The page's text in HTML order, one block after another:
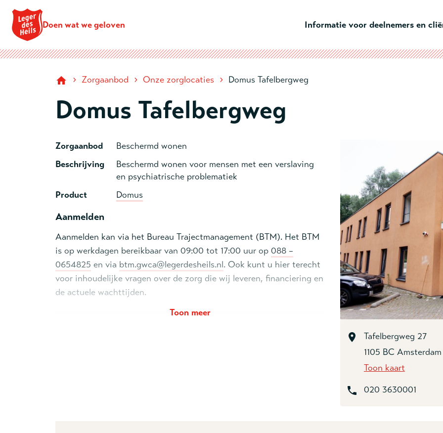
Doen wat we geloven
Informatie voor deelnemers en
› Zorgaanbod › Onze zorglocaties › Domus Tafelbergweg
Domus Tafelbergweg
Zorgaanbod
Beschermd wonen
Beschrijving
Beschermd wonen voor mensen met een verslaving
en psychiatrische problematiek
Product
Domus
Aanmelden
Aanmelden kan via het Bureau Trajectmanagement (BTM). Het BTM
is op werkdagen bereikbaar van 09:00 tot 17:00 uur op 088 –
0654825 en via btm.gwca@legerdesheils.nl. Ook kunt u hier terecht
voor inhoudelijke vragen over de zorg die wij leveren, financiering en
de actuele wachttijden.
Toon meer
Tafelbergweg 27
1105 BC Amsterdam
Toon kaart
020 3630001